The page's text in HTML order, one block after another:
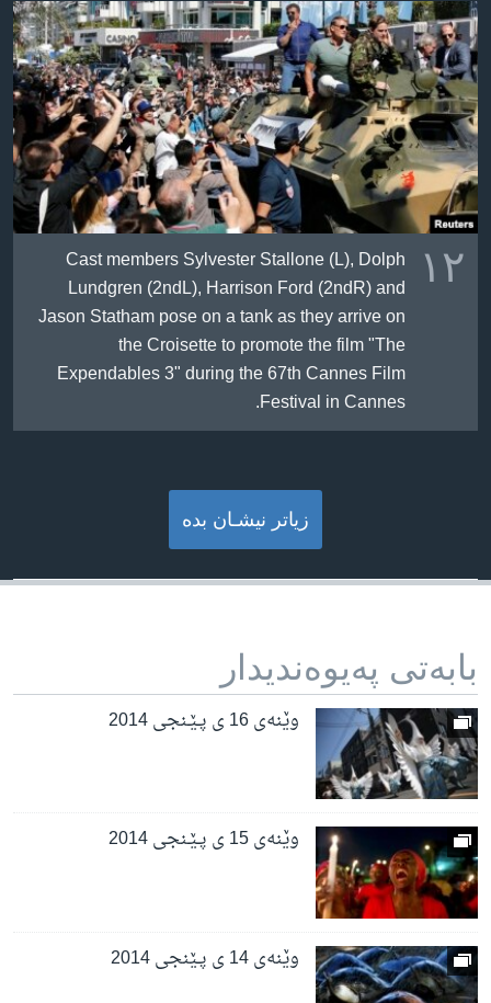
١٢
Cast members Sylvester Stallone (L), Dolph
Lundgren (2ndL), Harrison Ford (2ndR) and
Jason Statham pose on a tank as they arrive on
the Croisette to promote the film "The
Expendables 3" during the 67th Cannes Film
Festival in Cannes.
زیاتر نیشـان بده‌
بابه‌تی په‌یوه‌ندیدار
وێنه‌ی 16 ی پـێـنجی 2014
وێنه‌ی 15 ی پـێـنجی 2014
وێنه‌ی 14 ی پـێنجی 2014